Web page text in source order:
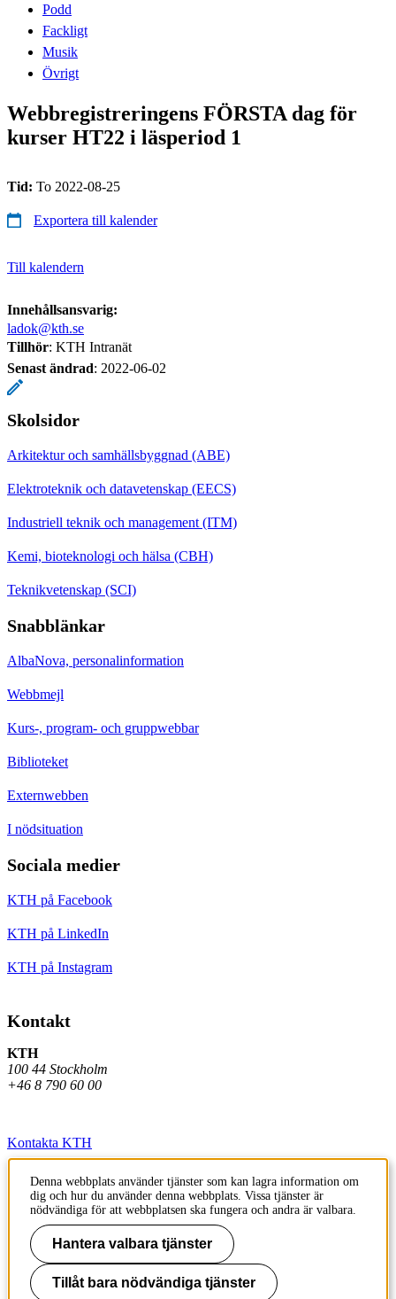
Podd
Fackligt
Musik
Övrigt
Webbregistreringens FÖRSTA dag för
kurser HT22 i läsperiod 1
Tid: To 2022-08-25
Exportera till kalender
Till kalendern
Innehållsansvarig:
ladok@kth.se
Tillhör: KTH Intranät
Senast ändrad: 2022-06-02
Skolsidor
Arkitektur och samhällsbyggnad (ABE)
Elektroteknik och datavetenskap (EECS)
Industriell teknik och management (ITM)
Kemi, bioteknologi och hälsa (CBH)
Teknikvetenskap (SCI)
Snabblänkar
AlbaNova, personalinformation
Webbmejl
Kurs-, program- och gruppwebbar
Biblioteket
Externwebben
I nödsituation
Sociala medier
KTH på Facebook
KTH på LinkedIn
KTH på Instagram
Kontakt
KTH
100 44 Stockholm
+46 8 790 60 00
Kontakta KTH
Jobba på KTH
Press och media
Faktura och betalning KTH
Om KTH:s webbplatser
Denna webbplats använder tjänster som kan lagra information om
dig och hur du använder denna webbplats. Vissa tjänster är
nödvändiga för att webbplatsen ska fungera och andra är valbara.
Hantera valbara tjänster
Tillåt bara nödvändiga tjänster